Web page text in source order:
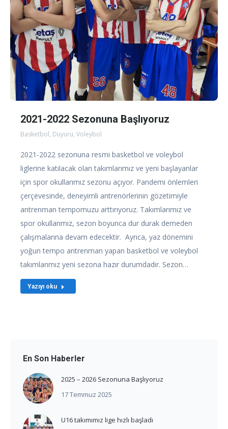
2021-2022 Sezonuna Başlıyoruz
Basketbol, Duyuru, Voleybol
2021-2022 sezonuna resmi basketbol ve voleybol
liglerine katılacak olan takımlarımız ve yeni başlayanlar
için spor okullarımız sezonu açıyor. Pandemi önlemleri
çerçevesinde, deneyimli antrenörlerinin gözetimiyle
antrenman tempomuzu arttırıyoruz. Takımlarımız ve
spor okullarımız, sezon boyunca dur durak demeden
çalışmalarına devam edecektir. Ayrıca, yaz dönemini
yoğun tempo antrenman yapan basketbol ve voleybol
takımlarımız yeni sezona hazır durumdadır. Sezon…
Yazıyı oku
En Son Haberler
2025 – 2026 Sezonuna Başlıyoruz
17 Temmuz 2025
U16 takımımız lige hızlı başladı